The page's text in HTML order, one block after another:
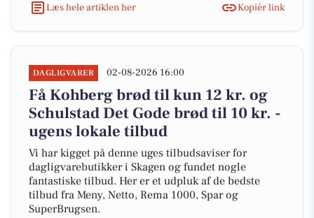
Læs hele artiklen her
Kopiér link
DAGLIGVARER 02-08-2026 16:00
Få Kohberg brød til kun 12 kr. og
Schulstad Det Gode brød til 10 kr. -
ugens lokale tilbud
Vi har kigget på denne uges tilbudsaviser for
dagligvarebutikker i Skagen og fundet nogle
fantastiske tilbud. Her er et udpluk af de bedste
tilbud fra Meny, Netto, Rema 1000, Spar og
SuperBrugsen.